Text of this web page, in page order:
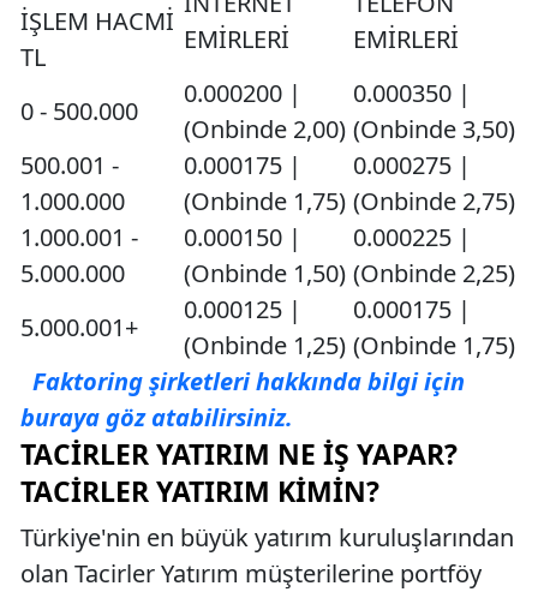
İŞLEM HACMİ
TL
EMİRLERİ
EMİRLERİ
0 - 500.000
0.000200 |
(Onbinde 2,00)
0.000350 |
(Onbinde 3,50)
500.001 -
1.000.000
0.000175 |
(Onbinde 1,75)
0.000275 |
(Onbinde 2,75)
1.000.001 -
5.000.000
0.000150 |
(Onbinde 1,50)
0.000225 |
(Onbinde 2,25)
5.000.001+
0.000125 |
(Onbinde 1,25)
0.000175 |
(Onbinde 1,75)
Faktoring şirketleri hakkında bilgi için
buraya göz atabilirsiniz.
TACIRLER YATIRIM NE İŞ YAPAR?
TACIRLER YATIRIM KIMIN?
Türkiye'nin en büyük yatırım kuruluşlarından
olan Tacirler Yatırım müşterilerine portföy